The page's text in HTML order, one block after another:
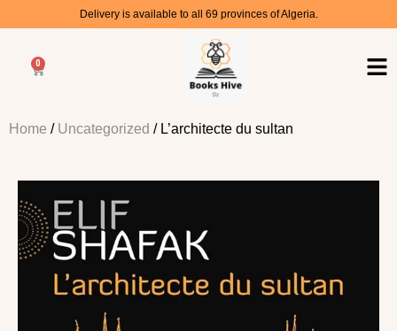
Delivery is available to all 69 provinces of Algeria.
0
Home / Uncategorized / L’architecte du sultan